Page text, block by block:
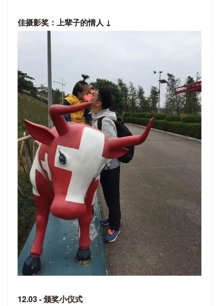
佳摄影奖：上辈子的情人 ↓
12.03 - 颁奖小仪式